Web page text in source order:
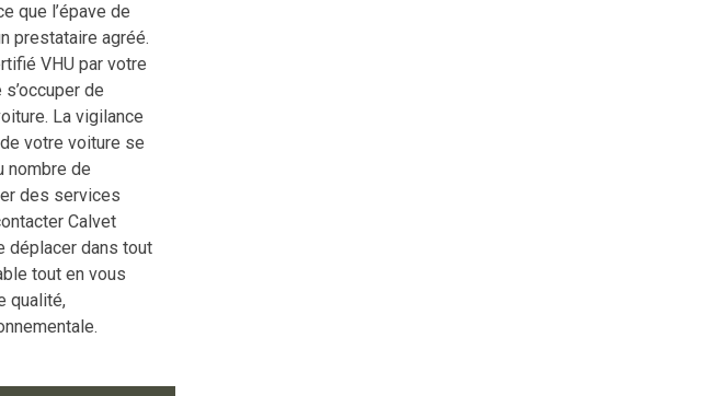
que l’épave de
prestataire agréé.
VHU par votre
de
La vigilance
votre voiture se
nombre de
des services
Calvet
déplacer dans tout
tout en vous
qualité,